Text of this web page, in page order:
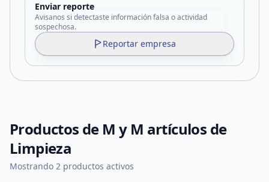
Enviar reporte
Avisanos si detectaste información falsa o actividad
sospechosa.
Reportar empresa
Productos de M y M artículos de
Limpieza
Mostrando 2 productos activos